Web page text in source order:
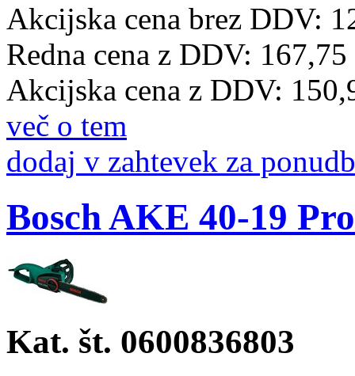
Akcijska cena brez DDV:
Redna cena z DDV: 167,75
Akcijska cena z DDV:
več o tem
dodaj v zahtevek za
Bosch AKE 40-19
Kat. št. 0600836803